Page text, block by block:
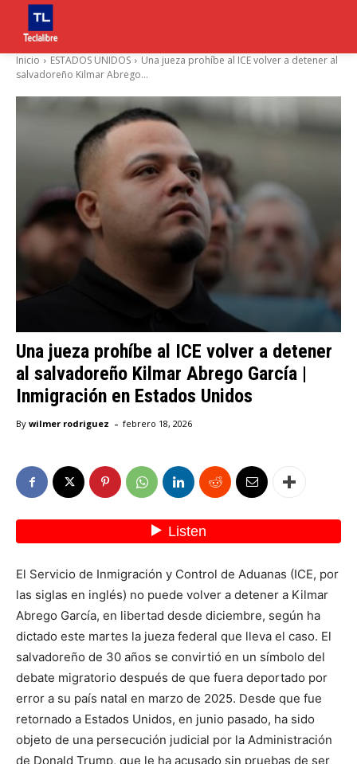
Inicio ESTADOS UNIDOS
Una jueza prohíbe al ICE volver a detener al
salvadoreño Kilmar Abrego...
Una jueza prohíbe al ICE volver a detener
al salvadoreño Kilmar Abrego García |
Inmigración en Estados Unidos
By wilmer rodriguez - febrero 18, 2026
El Servicio de Inmigración y Control de Aduanas (ICE, por
las siglas en inglés) no puede volver a detener a Kilmar
Abrego García, en libertad desde diciembre, según ha
dictado este martes la jueza federal que lleva el caso. El
salvadoreño de 30 años se convirtió en un símbolo del
debate migratorio después de que fuera deportado por
error a su país natal en marzo de 2025. Desde que fue
retornado a Estados Unidos, en junio pasado, ha sido
objeto de una persecución judicial por la Administración
de Donald Trump, que le ha acusado sin pruebas de ser